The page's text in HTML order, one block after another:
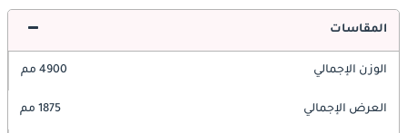
المقاسات
الوزن الإجمالي 4900 مم
العرض الإجمالي 1875 مم